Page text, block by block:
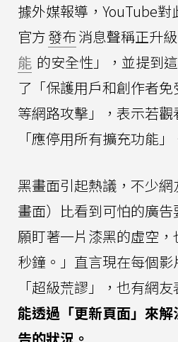
據外媒報導，YouTube
官方發布消息聲稱正升
能 的安全性」，並提到
了「保護用戶和創作者
等網路攻擊」，表示若觀
「應停用所有擴充功能」
黑畫面引起熱議，不少
畫面）比看到可怕的廣
願盯著一片漆黑的虛空
秒鐘。」直言現在每個影
「超級荒謬」，也有網
能透過「更新頁面」來